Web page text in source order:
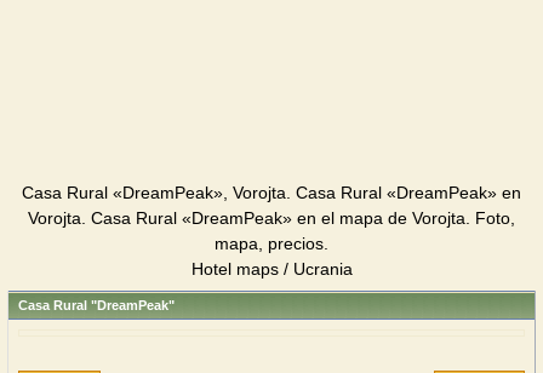
Casa Rural «DreamPeak», Vorojta. Casa Rural «DreamPeak» en
Vorojta. Casa Rural «DreamPeak» en el mapa de Vorojta. Foto,
mapa, precios.
Hotel maps / Ucrania
Casa Rural "DreamPeak"